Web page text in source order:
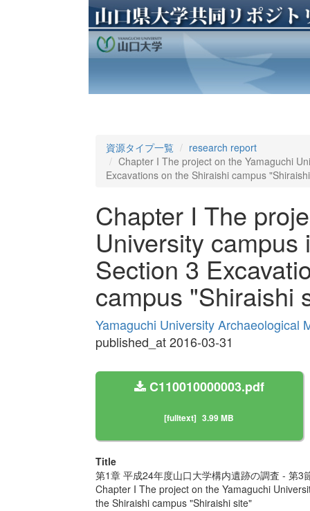
資源タイプ一覧
research report
Chapter I The project on the Yamaguchi
Excavations on the Shiraishi campus
Chapter I The
University
Section 3
campus "Shiraishi
Yamaguchi University Archaeological
published_at 2016-03-31
C110010000003.pdf
[fulltext] 3.99 MB
Title
第1章 平成24年度山口大学構内遺跡の調査 - 第3
Chapter I The project on the Yamaguchi
the Shiraishi campus "Shiraishi site"